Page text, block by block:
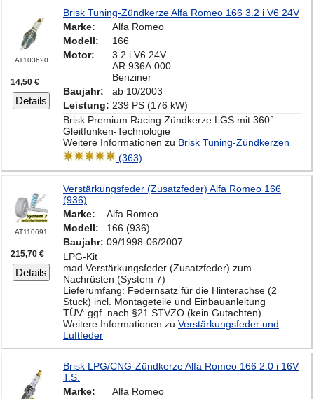
AT103620
14,50 €
Details
Brisk Tuning-Zündkerze Alfa Romeo 166 3.2 i V6 24V
Marke:
Alfa Romeo
Modell:
166
Motor:
3.2 i V6 24V
AR 936A.000
Benziner
Baujahr:
ab 10/2003
Leistung: 239 PS (176 kW)
Brisk Premium Racing Zündkerze LGS mit 360°
Gleitfunken-Technologie
Weitere Informationen zu Brisk Tuning-Zündkerzen
(363)
AT110691
215,70 €
Details
Verstärkungsfeder (Zusatzfeder) Alfa Romeo 166
(936)
Marke:
Alfa Romeo
Modell:
166 (936)
Baujahr: 09/1998-06/2007
LPG-Kit
mad Verstärkungsfeder (Zusatzfeder) zum
Nachrüsten (System 7)
Lieferumfang: Federnsatz für die Hinterachse (2
Stück) incl. Montageteile und Einbauanleitung
TÜV: ggf. nach §21 STVZO (kein Gutachten)
Weitere Informationen zu Verstärkungsfeder und
Luftfeder
Brisk LPG/CNG-Zündkerze Alfa Romeo 166 2.0 i 16V
T.S.
Marke:
Alfa Romeo